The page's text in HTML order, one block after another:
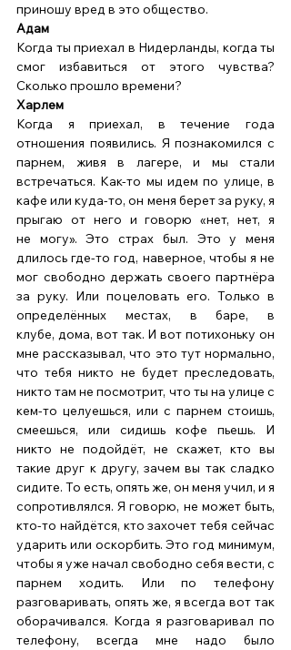
приношу вред в это общество.
Адам
Когда ты приехал в Нидерланды, когда ты
смог избавиться от этого чувства?
Сколько прошло времени?
Харлем
Когда я приехал, в течение года
отношения появились. Я познакомился с
парнем, живя в лагере, и мы стали
встречаться. Как-то мы идем по улице, в
кафе или куда-то, он меня берет за руку, я
прыгаю от него и говорю «нет, нет, я
не могу». Это страх был. Это у меня
длилось где-то год, наверное, чтобы я не
мог свободно держать своего партнёра
за руку. Или поцеловать его. Только в
определённых местах, в баре, в
клубе, дома, вот так. И вот потихоньку он
мне рассказывал, что это тут нормально,
что тебя никто не будет преследовать,
никто там не посмотрит, что ты на улице с
кем-то целуешься, или с парнем стоишь,
смеешься, или сидишь кофе пьешь. И
никто не подойдёт, не скажет, кто вы
такие друг к другу, зачем вы так сладко
сидите. То есть, опять же, он меня учил, и я
сопротивлялся. Я говорю, не может быть,
кто-то найдётся, кто захочет тебя сейчас
ударить или оскорбить. Это год минимум,
чтобы я уже начал свободно себя вести, с
парнем ходить. Или по телефону
разговаривать, опять же, я всегда вот так
оборачивался. Когда я разговаривал по
телефону, всегда мне надо было